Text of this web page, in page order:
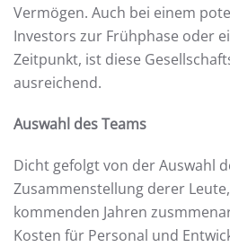
Vermögen. Auch bei einem
Investors zur Frühphase oder
Zeitpunkt, ist diese
ausreichend.
Auswahl des Teams
Dicht gefolgt von der Auswahl
Zusammenstellung derer
kommenden Jahren
Kosten für Personal und